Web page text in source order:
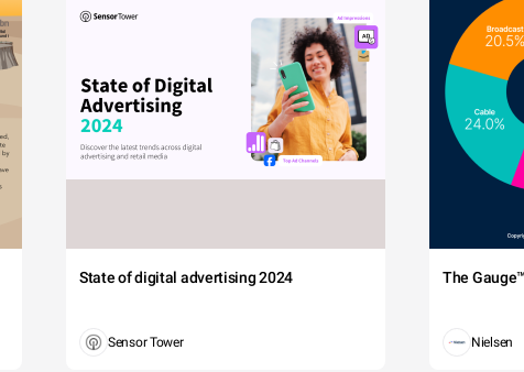
State of digital advertising 2024
Sensor Tower
The
Nielsen